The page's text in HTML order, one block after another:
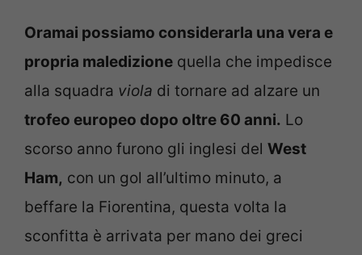
Oramai possiamo considerarla una vera e
propria maledizione quella che impedisce
alla squadra viola di tornare ad alzare un
trofeo europeo dopo oltre 60 anni. Lo
scorso anno furono gli inglesi del West
Ham, con un gol all’ultimo minuto, a
beffare la Fiorentina, questa volta la
sconfitta è arrivata per mano dei greci